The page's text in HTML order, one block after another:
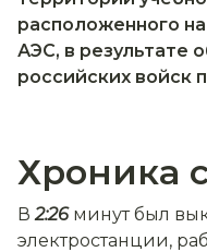
расположенного
АЭС, в результате
российских войск
Хроника
В2:26 минут был
электростанции,